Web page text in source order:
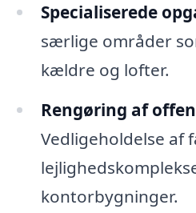
Specialiserede
særlige områder
kældre og lofter.
Rengøring af
Vedligeholdelse af
kontorbygninger.